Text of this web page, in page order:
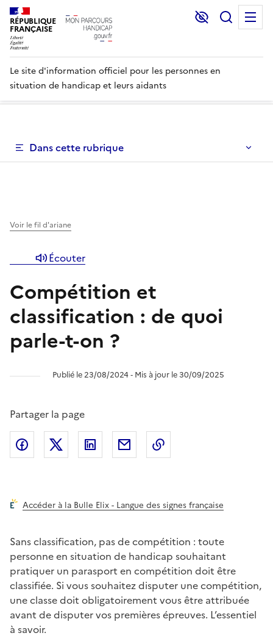
RÉPUBLIQUE
FRANÇAISE
Lecture et
Le site d'information officiel pour les personnes en
situation de handicap et leurs aidants
Un menu de navigation vous permettant de naviguer
Dans cette rubrique
Voir le fil d'ariane
Écouter
Compétition et
classification : de quoi
parle-t-on ?
Publié le 23/08/2024 ‐ Mis à jour le 30/09/2025
Partager la page
Partager l'article surFacebook
Partager l'article sur X (anciennement
Partager l'article sur
Partager l'article par courriel
Accéder à la Bulle Elix - Langue des signes française
Sans classification, pas de compétition : toute
personne en situation de handicap souhaitant
pratiquer un parasport en compétition doit être
classifiée. Si vous souhaitez disputer une compétition,
une classe doit obligatoirement vous être attribuée
avant de disputer vos premières épreuves. L’essentiel
à savoir.